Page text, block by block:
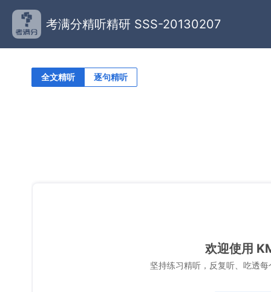
考满分精听精研 SSS-20130207
全文精听 逐句精听
欢迎使用
坚持练习精听，反复听、吃透